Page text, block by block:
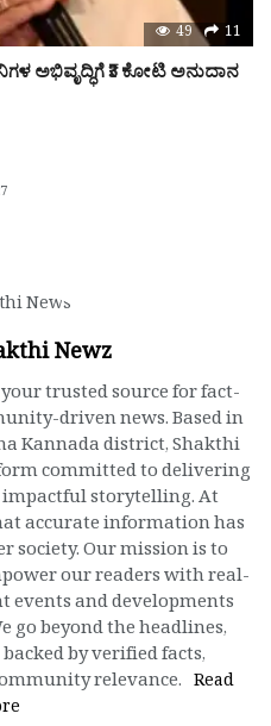
49 11
ಅಭಿವೃದ್ಧಿಗೆ ₹3 ಕೋಟಿ ಅನುದಾನ
Newz
trusted source for fact-
driven news. Based in
Kannada district, Shakthi
committed to delivering
storytelling. At
accurate information has
society. Our mission is to
our readers with real-
events and developments
go beyond the headlines,
by verified facts,
relevance. Read